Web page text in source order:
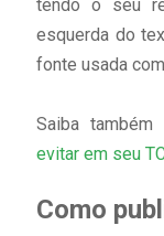
tendo o seu
esquerda do
fonte usada
Saiba também
evitar em seu
Como